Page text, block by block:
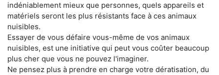
indéniablement mieux que personnes, quels appareils et
matériels seront les plus résistants face à ces animaux
nuisibles.
Essayer de vous défaire vous-même de vos animaux
nuisibles, est une initiative qui peut vous coûter beaucoup
plus cher que vous ne pouvez l'imaginer.
Ne pensez plus à prendre en charge votre dératisation, du